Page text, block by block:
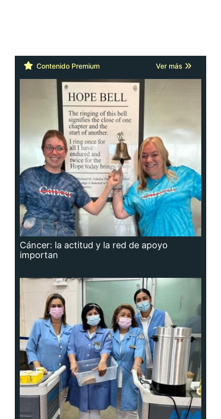
Cáncer: la actitud y la red de apoyo
importan